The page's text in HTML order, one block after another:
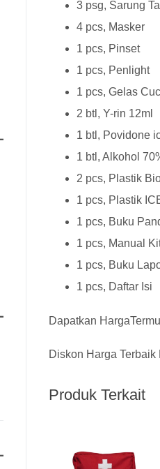
3 psg, Sarung
4 pcs, Masker
1 pcs, Pinset
1 pcs, Penlight
1 pcs, Gelas
2 btl, Y-rin 12ml
1 btl, Povidone
1 btl, Alkohol
2 pcs, Plastik
1 pcs, Plastik
1 pcs, Buku
1 pcs, Manual
1 pcs, Buku
1 pcs, Daftar Isi
Dapatkan
Diskon Harga
Produk Terkait